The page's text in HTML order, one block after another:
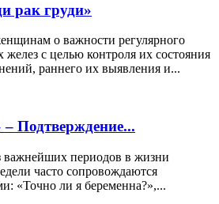
рак груди»
о важности регулярного
с целью контроля их состояния
раннего их выявления и...
Подтверждение...
важнейших периодов в жизни
часто сопровождаются
«Точно ли я беременна?»,...